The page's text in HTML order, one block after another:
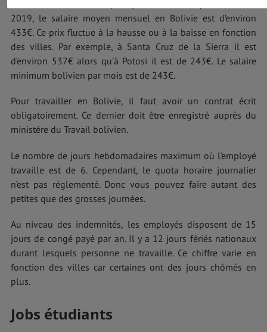
2019, le salaire moyen mensuel en Bolivie est d’environ
433€. Ce prix fluctue à la hausse ou à la baisse en fonction
des villes. Par exemple, à Santa Cruz de la Sierra il est
d’environ 537€ alors qu’à Potosi il est de 243€. Le salaire
minimum bolivien par mois est de 243€.
Pour travailler en Bolivie, il faut avoir un contrat écrit
obligatoirement. Ce dernier doit être enregistré auprès du
ministère du Travail bolivien.
Le nombre de jours hebdomadaires maximum où l’employé
travaille est de 6. Cependant, le quota horaire journalier
n’est pas réglementé. Donc vous pouvez faire autant des
petites que des grosses journées.
Au niveau des indemnités, les employés disposent de 15
jours de congé payé par an. Il y a 12 jours fériés nationaux
durant lesquels personne ne travaille. Ce chiffre varie en
fonction des villes car certaines ont des jours chômés en
plus.
Jobs étudiants